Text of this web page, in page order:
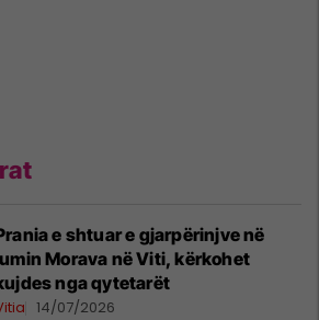
e shtuar e gjarpërinjve në
Morava në Viti, kërkohet
nga qytetarët
14/07/2026